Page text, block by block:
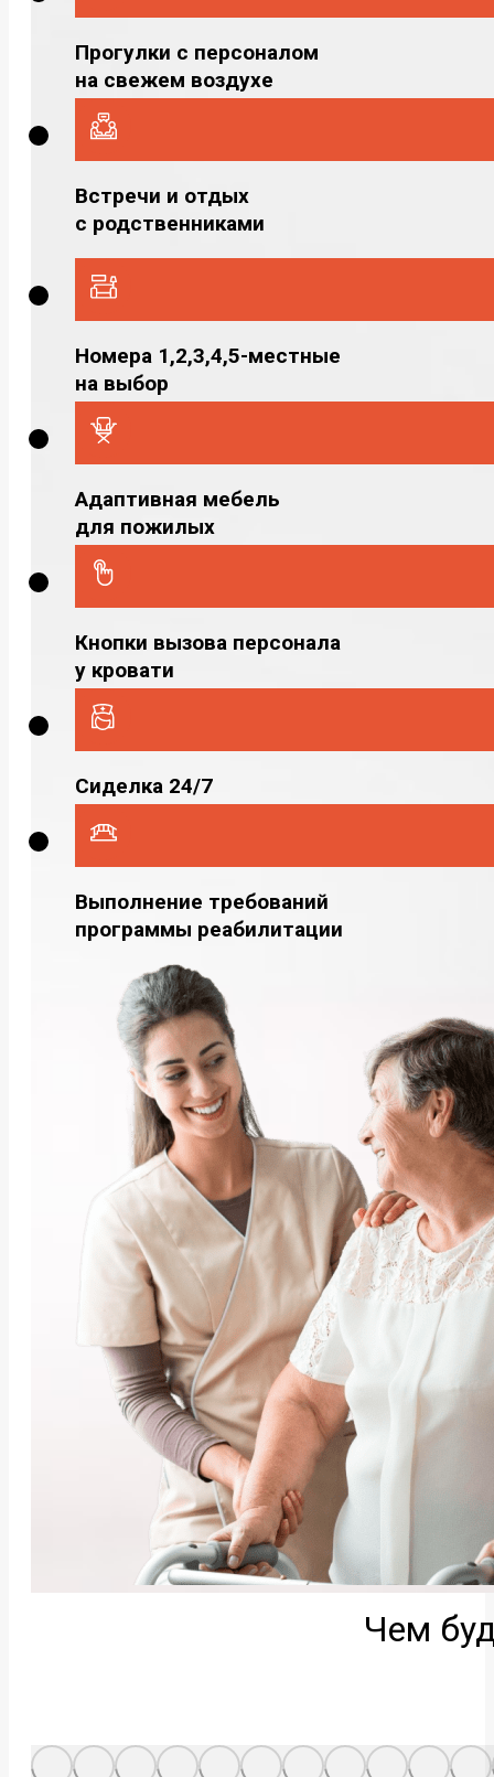
Прогулки с персоналом
на свежем воздухе
Встречи и отдых
с родственниками
Номера 1,2,3,4,5-местные
на выбор
Адаптивная мебель
для пожилых
Кнопки вызова персонала
у кровати
Сиделка 24/7
Выполнение требований
программы реабилитации
Чем